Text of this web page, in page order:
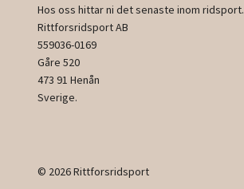
Hos oss hittar ni det senaste inom ridsport.
Rittforsridsport AB
559036-0169
Gåre 520
473 91 Henån
Sverige.
© 2026 Rittforsridsport